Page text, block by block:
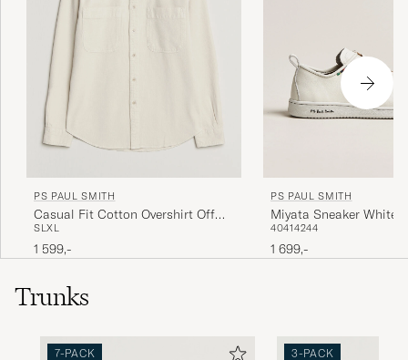
PS PAUL SMITH
Casual Fit Cotton Overshirt Off
White
SLXL
1 599,-
PS PAUL SMITH
Miyata Sneaker White
40414244
1 699,-
Trunks
7-PACK 3-PACK